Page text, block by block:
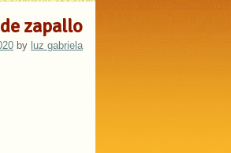
zapallo
by luz gabriela